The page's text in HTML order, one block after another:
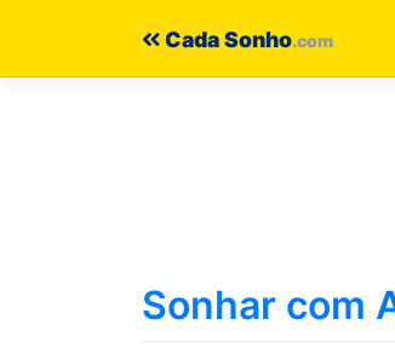
Cada Sonho
Sonhar com